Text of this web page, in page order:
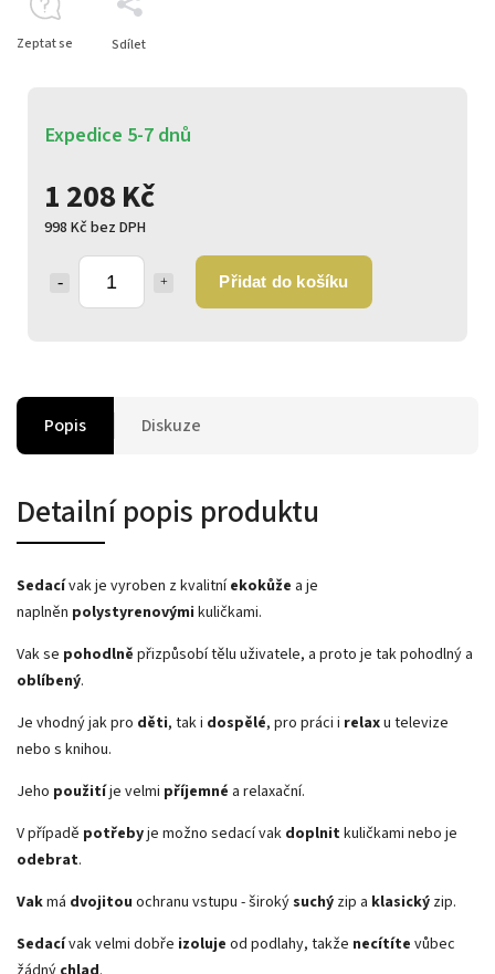
1 208 Kč
998 Kč bez DPH
Přidat do košíku
Expedice 5-7 dnů
Zeptat se Sdílet
Popis Diskuze
Detailní popis produktu
Sedacívak je vyroben z kvalitníekokůže a je
naplněn polystyrenovými kuličkami.
Vak se pohodlně přizpůsobí tělu uživatele, a proto je tak pohodlný a
oblíbený.
Je vhodný jak pro děti, tak i dospělé, pro práci i relaxu televize
nebo s knihou.
Jeho použitíje velmi příjemné a relaxační.
V případě potřebyje možno sedací vak doplnitkuličkami nebo je
odebrat.
Vakmá dvojitou ochranu vstupu - širokýsuchý zip a klasický zip.
Sedacívak velmi dobře izoluje od podlahy, takže necítíte vůbec